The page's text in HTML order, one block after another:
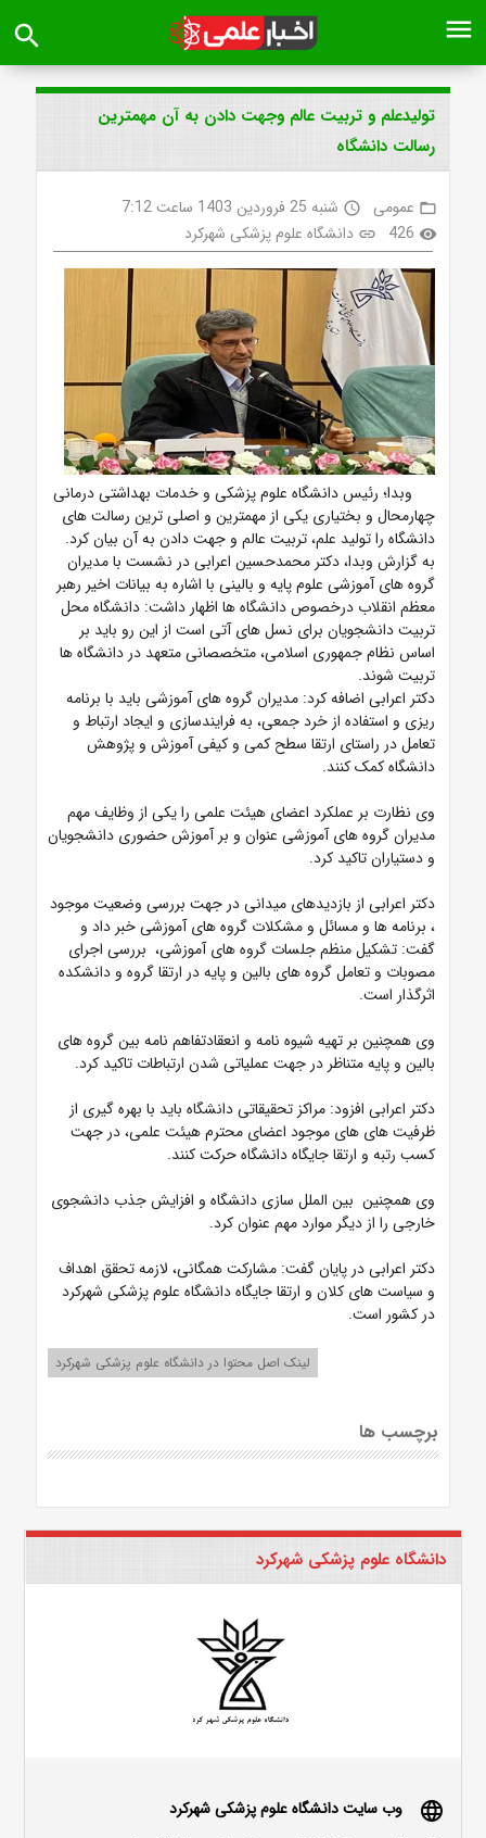
menu
search
تولیدعلم و تربیت عالم وجهت دادن به آن مهمترین
رسالت دانشگاه
folder_open عمومی access_time شنبه 25 فروردین 1403 ساعت 7:12
visibility
426
link دانشگاه علوم پزشکی شهرکرد
وبدا؛ رئیس دانشگاه علوم پزشکی و خدمات بهداشتی درمانی
چهارمحال و بختیاری یکی از مهمترین و اصلی ترین رسالت های
دانشگاه را تولید علم، تربیت عالم و جهت دادن به آن بیان کرد.
به گزارش وبدا، دکتر محمدحسین اعرابی در نشست با مدیران
گروه های آموزشی علوم پایه و بالینی با اشاره به بیانات اخیر رهبر
معظم انقلاب درخصوص دانشگاه ها اظهار داشت: دانشگاه محل
تربیت دانشجویان برای نسل های آتی است از این رو باید بر
اساس نظام جمهوری اسلامی، متخصصانی متعهد در دانشگاه ها
تربیت شوند.
دکتر اعرابی اضافه کرد: مدیران گروه های آموزشی باید با برنامه
ریزی و استفاده از خرد جمعی، به فرایندسازی و ایجاد ارتباط و
تعامل در راستای ارتقا سطح کمی و کیفی آموزش و پژوهش
دانشگاه کمک کنند.
وی نظارت بر عملکرد اعضای هیئت علمی را یکی از وظایف مهم
مدیران گروه های آموزشی عنوان و بر آموزش حضوری دانشجویان
و دستیاران تاکید کرد.
دکتر اعرابی از بازدیدهای میدانی در جهت بررسی وضعیت موجود
، برنامه ها و مسائل و مشکلات گروه های آموزشی خبر داد و
گفت: تشکیل منظم جلسات گروه های آموزشی، بررسی اجرای
مصوبات و تعامل گروه های بالین و پایه در ارتقا گروه و دانشکده
اثرگذار است.
وی همچنین بر تهیه شیوه نامه و انعقادتفاهم نامه بین گروه های
بالین و پایه متناظر در جهت عملیاتی شدن ارتباطات تاکید کرد.
دکتر اعرابی افزود: مراکز تحقیقاتی دانشگاه باید با بهره گیری از
ظرفیت های های موجود اعضای محترم هیئت علمی، در جهت
کسب رتبه و ارتقا جایگاه دانشگاه حرکت کنند.
وی همچنین بین الملل سازی دانشگاه و افزایش جذب دانشجوی
خارجی را از دیگر موارد مهم عنوان کرد.
دکتر اعرابی در پایان گفت: مشارکت همگانی، لازمه تحقق اهداف
و سیاست های کلان و ارتقا جایگاه دانشگاه علوم پزشکی شهرکرد
در کشور است.
لینک اصل محتوا در دانشگاه علوم پزشکی شهرکرد
برچسب ها
دانشگاه علوم پزشکی شهرکرد
language وب سایت دانشگاه علوم پزشکی شهرکرد